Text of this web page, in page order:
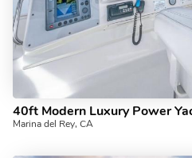
40ft Modern Luxury Power
Marina del Rey, CA